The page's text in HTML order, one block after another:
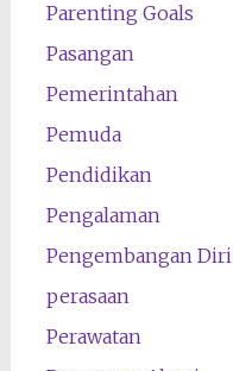
Parenting Goals
Pasangan
Pemerintahan
Pemuda
Pendidikan
Pengalaman
Pengembangan Diri
perasaan
Perawatan